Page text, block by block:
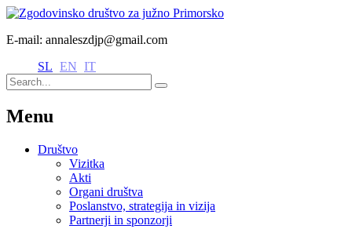
E-mail: annaleszdjp@gmail.com
SL EN IT
Menu
Društvo
Vizitka
Akti
Organi društva
Poslanstvo, strategija in vizija
Partnerji in sponzorji